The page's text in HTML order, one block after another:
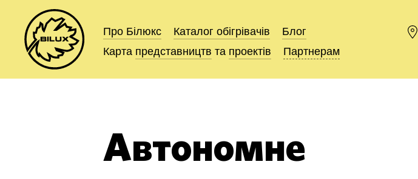
Про Білюкс Каталог обігрівачів
Блог
Карта представництв та проектів Партнерам
Про Білюкс Каталог обігрівачів
Блог
Карта представництв та проектів Партнерам
Автономне